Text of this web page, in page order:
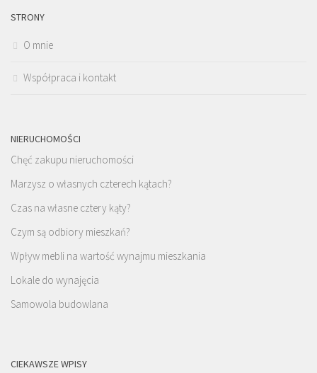
STRONY
O mnie
Współpraca i kontakt
NIERUCHOMOŚCI
Chęć zakupu nieruchomości
Marzysz o własnych czterech kątach?
Czas na własne cztery kąty?
Czym są odbiory mieszkań?
Wpływ mebli na wartość wynajmu mieszkania
Lokale do wynajęcia
Samowola budowlana
CIEKAWSZE WPISY